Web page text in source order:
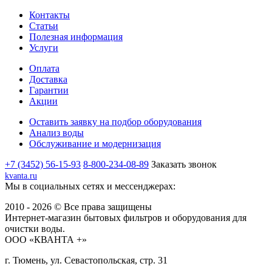
Контакты
Статьи
Полезная информация
Услуги
Оплата
Доставка
Гарантии
Акции
Оставить заявку на подбор оборудования
Анализ воды
Обслуживание и модернизация
+7 (3452) 56-15-93 8-800-234-08-89 Заказать звонок
kvanta.ru
Мы в социальных сетях и мессенджерах:
2010 - 2026 © Все права защищены
Интернет-магазин бытовых фильтров и оборудования для
очистки воды.
ООО «КВАНТА +»
г. Тюмень, ул. Севастопольская, стр. 31